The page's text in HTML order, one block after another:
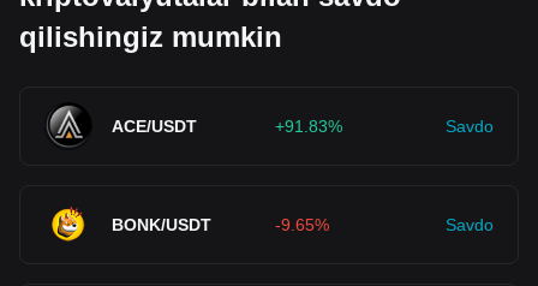
qilishingiz mumkin
ACE/USDT +91.83% Savdo
BONK/USDT -9.65% Savdo